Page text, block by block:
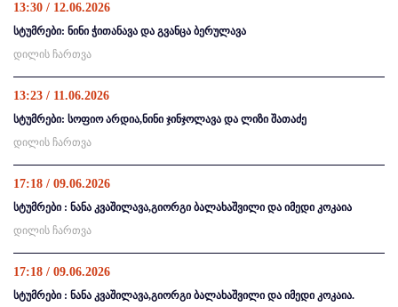
13:30 / 12.06.2026
სტუმრები: ნინი ჭითანავა და გვანცა ბერულავა
დილის ჩართვა
13:23 / 11.06.2026
სტუმრები: სოფიო არდია,ნინი ჯინჯოლავა და ლიზი შათაძე
დილის ჩართვა
17:18 / 09.06.2026
სტუმრები : ნანა კვაშილავა,გიორგი ბალახაშვილი და იმედი კოკაია
დილის ჩართვა
17:18 / 09.06.2026
სტუმრები : ნანა კვაშილავა,გიორგი ბალახაშვილი და იმედი კოკაია.